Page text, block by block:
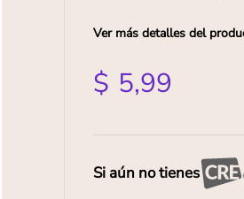
Ver más detalles del
$ 5,99
Si aún no tienes